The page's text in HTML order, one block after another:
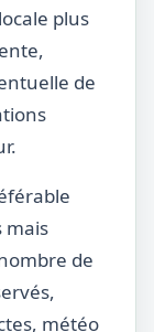
plus
de
mais
de
météo